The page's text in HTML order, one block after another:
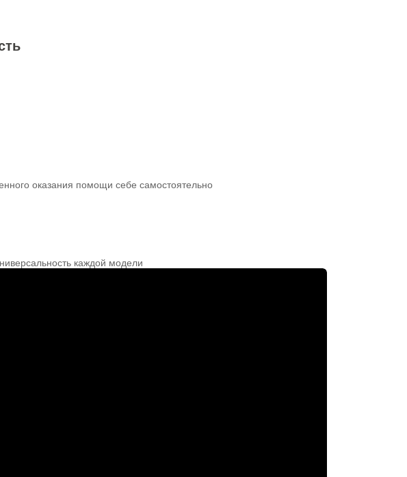
оказания помощи себе самостоятельно
каждой модели